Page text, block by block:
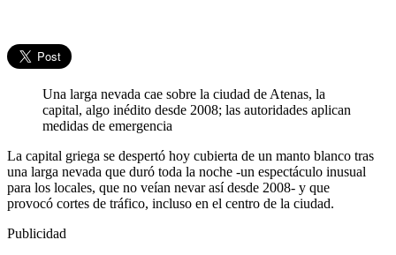
Una larga nevada cae sobre la ciudad de Atenas, la
capital, algo inédito desde 2008; las autoridades aplican
medidas de emergencia
La capital griega se despertó hoy cubierta de un manto blanco tras
una larga nevada que duró toda la noche -un espectáculo inusual
para los locales, que no veían nevar así desde 2008- y que
provocó cortes de tráfico, incluso en el centro de la ciudad.
Publicidad